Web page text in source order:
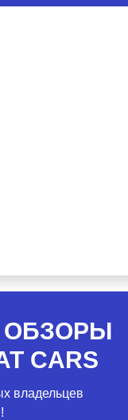
CARS
владельцев